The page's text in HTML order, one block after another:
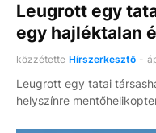
Leugrott egy
egy hajléktalan
közzétette Hírszerkesztő -
Leugrott egy tatai
helyszínre